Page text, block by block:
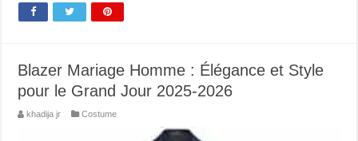
Blazer Mariage Homme : Élégance et Style
pour le Grand Jour 2025-2026
khadija jr Costume